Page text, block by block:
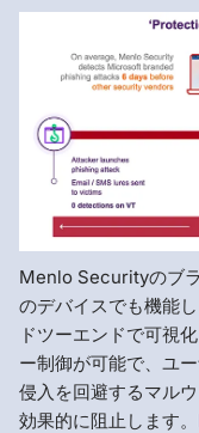
Menlo Securityのブ
のデバイスでも機能
ドツーエンドで可視
ー制御が可能で、ユ
侵入を回避するマル
効果的に阻止します。